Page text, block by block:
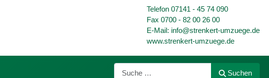
Telefon 07141 - 45 74 090
Fax 0700 - 82 00 26 00
E-Mail: info@strenkert-umzuege.de
www.strenkert-umzuege.de
Suchen
Suchen